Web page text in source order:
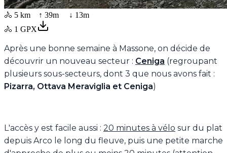
🚴 5 km ↑ 39m ↓ 13m
🚴 1 GPX
Après une bonne semaine à Massone, on décide de
découvrir un nouveau secteur : Ceniga (regroupant
plusieurs sous-secteurs, dont 3 que nous avons fait :
Pizarra, Ottava Meraviglia et Ceniga)
L'accès y est facile aussi : 20 minutes à vélo sur du plat
depuis Arco le long du fleuve, puis une petite marche